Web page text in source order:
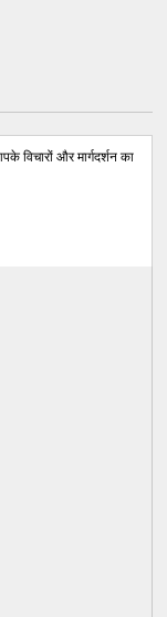
विचारों और मार्गदर्शन का